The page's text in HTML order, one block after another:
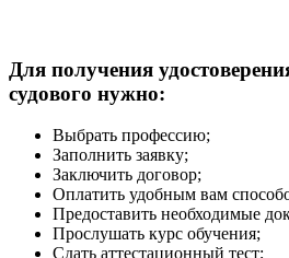
Для получения
судового нужно:
Выбрать профессию;
Заполнить заявку;
Заключить договор;
Оплатить удобным вам
Предоставить необходимые
Прослушать курс обучения;
Сдать аттестационный тест;